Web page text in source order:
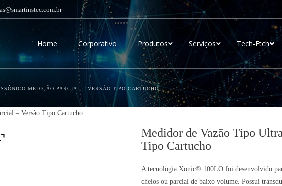
Home Corporativo Produtos Serviços Tech-Etch
MEDIÇÃO PARCIAL – VERSÃO TIPO CARTUCHO
– Versão Tipo Cartucho
Medidor de Vazão Tipo
Tipo Cartucho
A tecnologia Xonic® 100LO foi desenvolvido
cheios ou parcial de baixo volume. Possui